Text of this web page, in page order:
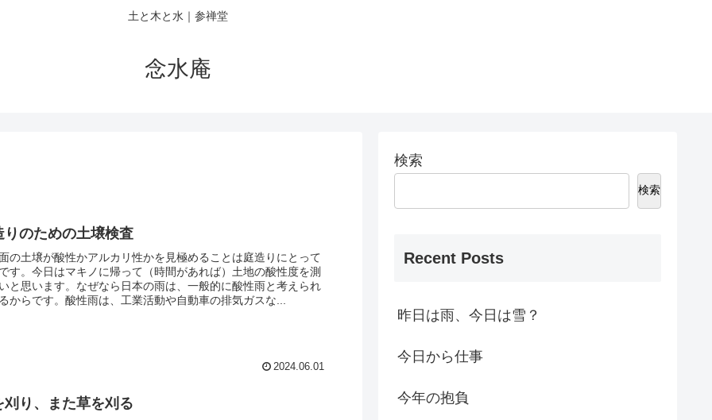
土と木と水｜参禅堂
念水庵
りのための土壌検査
の土壌が酸性かアルカリ性かを見極めることは庭造りにとって
す。今日はマキノに帰って（時間があれば）土地の酸性度を測
と思います。なぜなら日本の雨は、一般的に酸性雨と考えられ
からです。酸性雨は、工業活動や自動車の排気ガスな...
2024.06.01
刈り、また草を刈る
検索
検索
Recent Posts
昨日は雨、今日は雪？
今日から仕事
今年の抱負